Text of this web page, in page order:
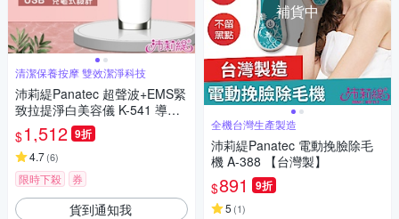
清潔保養按摩 雙效潔淨科技
沛莉緹Panatec 超聲波+EMS緊
致拉提淨白美容儀 K-541 導入
導出儀 美容儀
$1,512 9折
4.7(6)
限時下殺 券
貨到通知我
補貨中
全機台灣生產製造
沛莉緹Panatec 電動挽臉除毛
機 A-388 【台灣製】
$891 9折
5 (1)